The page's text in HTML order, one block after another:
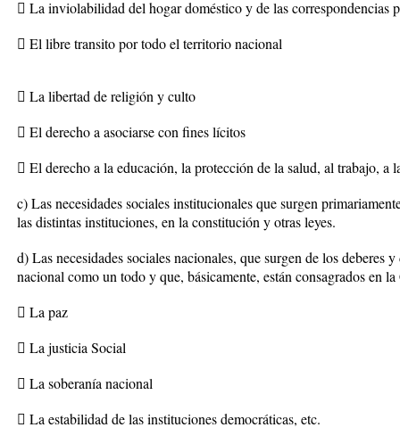
 La inviolabilidad del hogar doméstico y de las correspondencias
 El libre transito por todo el territorio nacional
 La libertad de religión y culto
 El derecho a asociarse con fines lícitos
 El derecho a la educación, la protección de la salud, al trabajo, a
c) Las necesidades sociales institucionales que surgen
las distintas instituciones, en la constitución y otras leyes.
d) Las necesidades sociales nacionales, que surgen de los deberes
nacional como un todo y que, básicamente, están consagrados en
 La paz
 La justicia Social
 La soberanía nacional
 La estabilidad de las instituciones democráticas, etc.